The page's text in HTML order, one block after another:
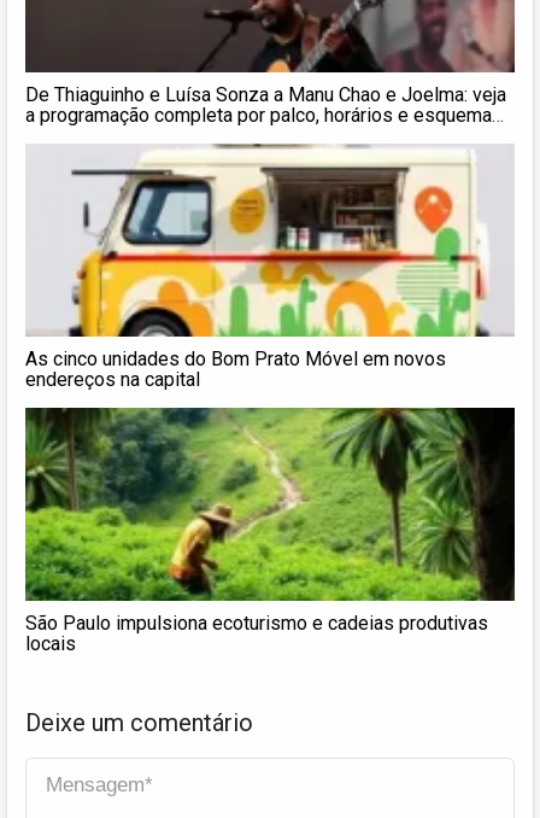
De Thiaguinho e Luísa Sonza a Manu Chao e Joelma: veja
a programação completa por palco, horários e esquema
Virada Cultural 2026 de SP
As cinco unidades do Bom Prato Móvel em novos
endereços na capital
São Paulo impulsiona ecoturismo e cadeias produtivas
locais
Deixe um comentário